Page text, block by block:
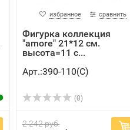
избранное сравнить
Фигурка коллекция
"amore" 21*12 см.
высота=11 с...
Арт.:390-110(C)
(0)
2 242 руб.